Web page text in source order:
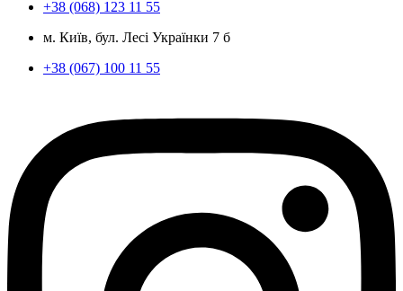
+38 (068) 123 11 55
м. Київ, бул. Лесі Українки 7 б
+38 (067) 100 11 55